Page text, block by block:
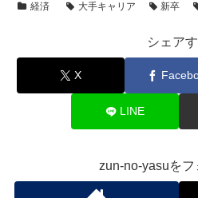
経済 大手キャリア 新卒
シェア
X
LINE
zun-no-yasuをフ